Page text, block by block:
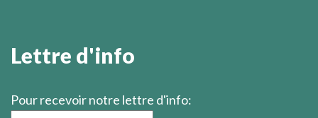
Lettre d'info
Pour recevoir notre lettre d'info: